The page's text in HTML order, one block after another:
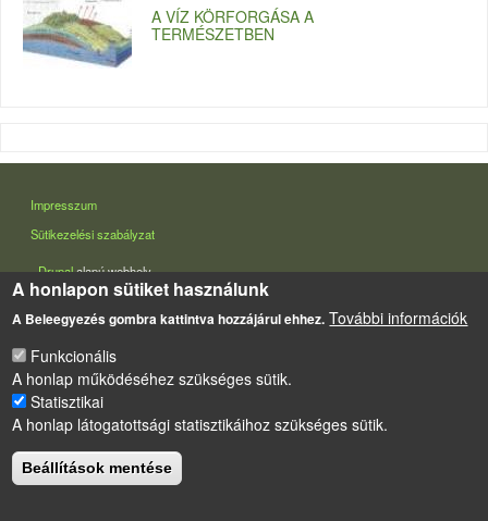
A VÍZ KÖRFORGÁSA A
TERMÉSZETBEN
LÁBLÉC
Impresszum
Sütikezelési szabályzat
Drupalalapú webhely
A honlapon sütiket használunk
A Beleegyezés gombra kattintva hozzájárul ehhez. További információk
Funkcionális
A honlap működéséhez szükséges sütik.
Statisztikai
A honlap látogatottsági statisztikáihoz szükséges sütik.
Beállítások mentése